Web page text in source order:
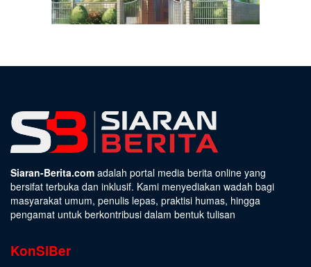
Siaran-Berita.com adalah portal media berita online yang
bersifat terbuka dan inklusif. Kami menyediakan wadah bagi
masyarakat umum, penulis lepas, praktisi humas, hingga
pengamat untuk berkontribusi dalam bentuk tulisan
KonSiBer